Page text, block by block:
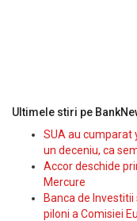
Ultimele stiri pe
SUA au cumparat
un deceniu, ca
Accor deschide
Mercure
Banca de
piloni a Comisiei